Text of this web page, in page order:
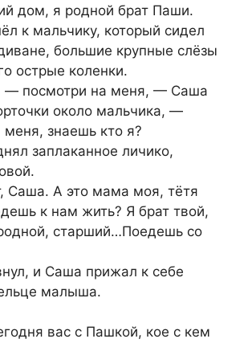
дом, я родной брат Паши.
к мальчику, который сидел
большие крупные слёзы
острые коленки.
посмотри на меня, — Саша
около мальчика, —
меня, знаешь кто я?
заплаканное личико,
Саша. А это мама моя, тётя
к нам жить? Я брат твой,
старший…Поедешь со
и Саша прижал к себе
малыша.
вас с Пашкой, кое с кем